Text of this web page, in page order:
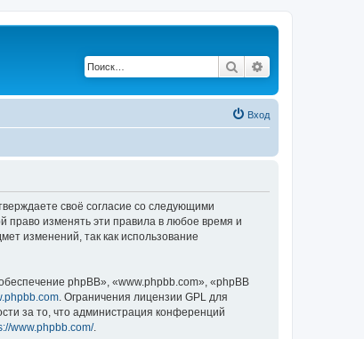
Поиск
Вход
своё согласие со следующими
право изменять эти правила в любое время и
изменений, так как использование
phpBB», «www.phpbb.com», «phpBB
. Ограничения лицензии GPL для
за то, что администрация конференций
www.phpbb.com/.